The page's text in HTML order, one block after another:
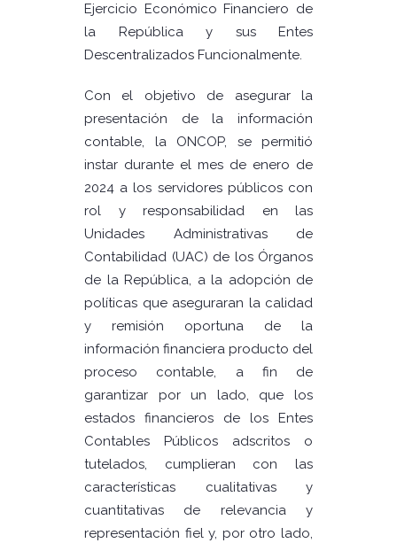
Ejercicio Económico Financiero de
la República y sus Entes
Descentralizados Funcionalmente.
Con el objetivo de asegurar la
presentación de la información
contable, la ONCOP, se permitió
instar durante el mes de enero de
2024 a los servidores públicos con
rol y responsabilidad en las
Unidades Administrativas de
Contabilidad (UAC) de los Órganos
de la República, a la adopción de
políticas que aseguraran la calidad
y remisión oportuna de la
información financiera producto del
proceso contable, a fin de
garantizar por un lado, que los
estados financieros de los Entes
Contables Públicos adscritos o
tutelados, cumplieran con las
características cualitativas y
cuantitativas de relevancia y
representación fiel y, por otro lado,